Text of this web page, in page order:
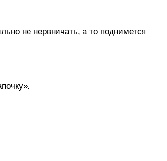
не нервничать, а то поднимется